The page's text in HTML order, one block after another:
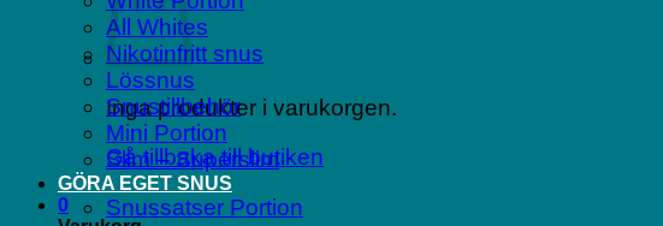
Inga produkter i varukorgen.
Gå tillbaka till butiken
0
All Whites
Nikotinfritt snus
Lössnus
Snustillbehör
Mini Portion
Slim – Superslim
GÖRA EGET SNUS
Snussatser Portion